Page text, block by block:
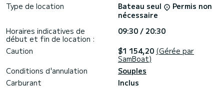
À très bientôt sur l’eau,
Type de location Bateau seul
Permis non
nécessaire
Horaires indicatives de
début et fin de location :
09:30 / 20:30
Caution
$1 154,20 (Gérée par
SamBoat)
Conditions d'annulation
Souples
Carburant
Inclus